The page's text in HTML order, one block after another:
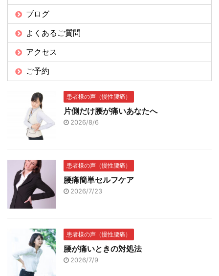
ブログ
よくあるご質問
アクセス
ご予約
患者様の声（慢性腰痛）
片側だけ腰が痛いあなたへ
2026/8/6
患者様の声（慢性腰痛）
腰痛簡単セルフケア
2026/7/23
患者様の声（慢性腰痛）
腰が痛いときの対処法
2026/7/9